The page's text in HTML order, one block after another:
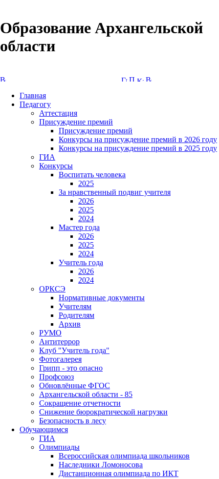
Образование Архангельской
области
Главная
Педагогу
Аттестация
Присуждение премий
Присуждение премий
Конкурсы на присуждение премий в 2026 году
Конкурсы на присуждение премий в 2025 году
ГИА
Конкурсы
Воспитать человека
2025
За нравственный подвиг учителя
2026
2025
2024
Мастер года
2026
2025
2024
Учитель года
2026
2024
ОРКСЭ
Нормативные документы
Учителям
Родителям
Архив
РУМО
Антитеррор
Клуб "Учитель года"
Фотогалерея
Грипп - это опасно
Профсоюз
Обновлённые ФГОС
Архангельской области - 85
Сокращение отчетности
Снижение бюрократической нагрузки
Безопасность в лесу
Обучающимся
ГИА
Олимпиады
Всероссийская олимпиада школьников
Наследники Ломоносова
Дистанционная олимпиада по ИКТ